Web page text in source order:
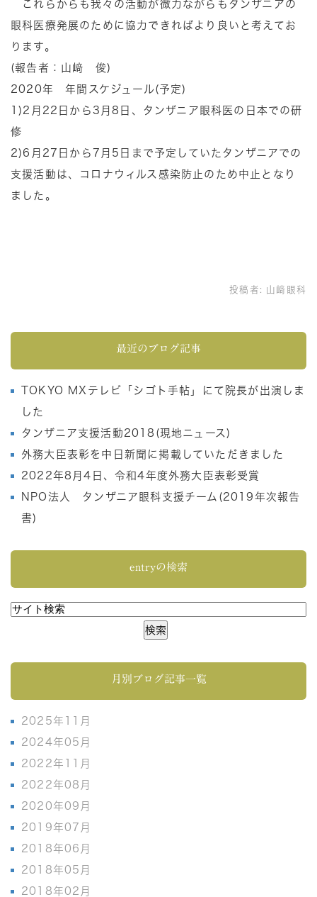
これらからも我々の活動が微力ながらもタンザニアの
眼科医療発展のために協力できればより良いと考えてお
ります。
(報告者：山﨑 俊)
2020年 年間スケジュール(予定)
1)2月22日から3月8日、タンザニア眼科医の日本での研
修
2)6月27日から7月5日まで予定していたタンザニアでの
支援活動は、コロナウィルス感染防止のため中止となり
ました。
投稿者: 山﨑眼科
最近のブログ記事
TOKYO MXテレビ「シゴト手帖」にて院長が出演しま
した
タンザニア支援活動2018(現地ニュース)
外務大臣表彰を中日新聞に掲載していただきました
2022年8月4日、令和4年度外務大臣表彰受賞
NPO法人 タンザニア眼科支援チーム(2019年次報告
書)
entryの検索
月別ブログ記事一覧
2025年11月
2024年05月
2022年11月
2022年08月
2020年09月
2019年07月
2018年06月
2018年05月
2018年02月